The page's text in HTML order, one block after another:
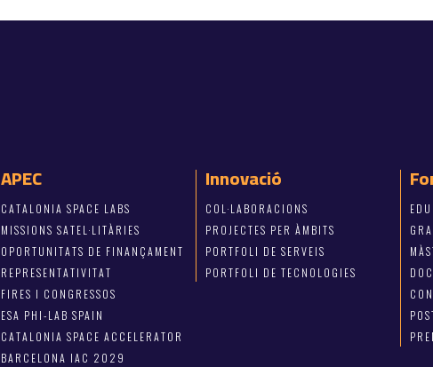
APEC
CATALONIA SPACE LABS
MISSIONS SATEL·LITÀRIES
OPORTUNITATS DE FINANÇAMENT
REPRESENTATIVITAT
FIRES I CONGRESSOS
ESA PHI-LAB SPAIN
CATALONIA SPACE ACCELERATOR
BARCELONA IAC 2029
Innovació
COL·LABORACIONS
PROJECTES PER ÀMBITS
PORTFOLI DE SERVEIS
PORTFOLI DE TECNOLOGIES